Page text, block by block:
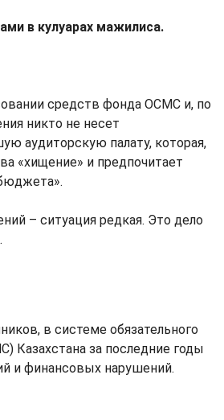
в кулуарах мажилиса.
средств фонда ОСМС и, по
никто не несет
аудиторскую палату, которая,
«хищение» и предпочитает
– ситуация редкая. Это дело
в системе обязательного
Казахстана за последние годы
и финансовых нарушений.